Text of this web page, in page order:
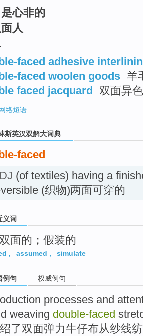
心非的
人
faced adhesive
faced woolen goods 羊
faced jacquard
双面异
网络短语
斯英汉双解大词典
faced
(of textiles) having a
(织物)两面可穿的
义词
面的；假装的
, assumed , simulate
例句 权威例句
processes and
weaving double-faced
了双面弹力牛仔布从纱线纺